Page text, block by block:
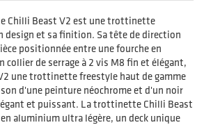
Chilli Beast V2 est une trottinette
design et sa finition. Sa tête de direction
positionnée entre une fourche en
collier de serrage à 2 vis M8 fin et élégant,
une trottinette freestyle haut de gamme
d'une peinture néochrome et d'un noir
et puissant. La trottinette Chilli Beast
aluminium ultra légère, un deck unique